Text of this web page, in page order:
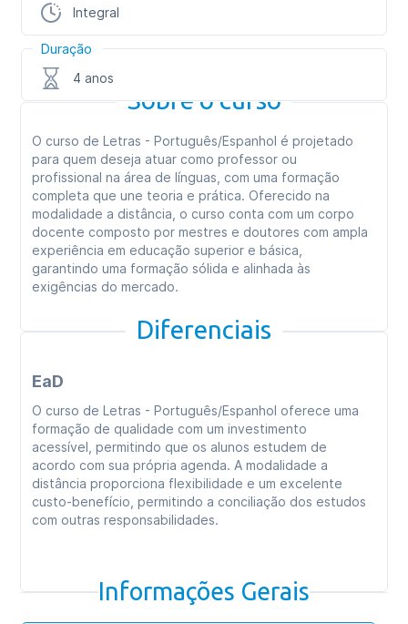
Integral
Duração
4 anos
Sobre o curso
O curso de Letras - Português/Espanhol é projetado
para quem deseja atuar como professor ou
profissional na área de línguas, com uma formação
completa que une teoria e prática. Oferecido na
modalidade a distância, o curso conta com um corpo
docente composto por mestres e doutores com ampla
experiência em educação superior e básica,
garantindo uma formação sólida e alinhada às
exigências do mercado.
Diferenciais
EaD
O curso de Letras - Português/Espanhol oferece uma
formação de qualidade com um investimento
acessível, permitindo que os alunos estudem de
acordo com sua própria agenda. A modalidade a
distância proporciona flexibilidade e um excelente
custo-benefício, permitindo a conciliação dos estudos
com outras responsabilidades.
Informações Gerais